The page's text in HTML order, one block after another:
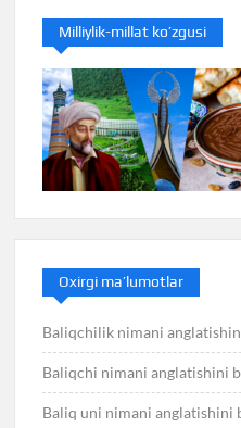
Milliylik-millat ko’zgusi
Oxirgi ma’lumotlar
Baliqchilik nimani
Baliqchi nimani anglatishini
Baliq uni nimani anglatishini